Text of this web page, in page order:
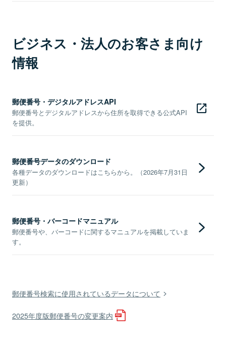
ビジネス・法人のお客さま向け
情報
郵便番号・デジタルアドレスAPI
郵便番号とデジタルアドレスから住所を取得できる公式API
を提供。
郵便番号データのダウンロード
各種データのダウンロードはこちらから。（2026年7月31日
更新）
郵便番号・バーコードマニュアル
郵便番号や、バーコードに関するマニュアルを掲載していま
す。
郵便番号検索に使用されているデータについて
2025年度版郵便番号の変更案内